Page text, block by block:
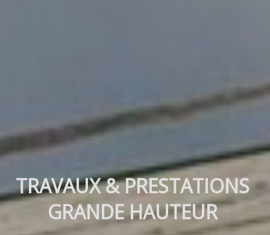
TRAVAUX & PRESTATIONS
GRANDE HAUTEUR